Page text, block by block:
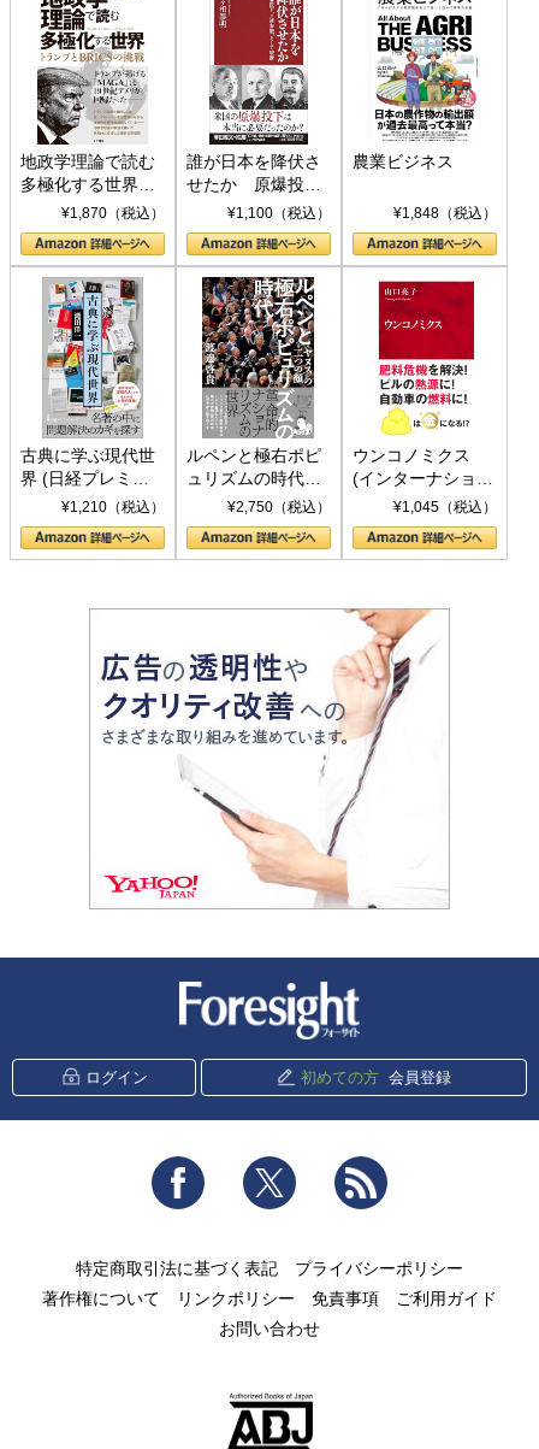
地政学理論で読む
多極化する世界：
トランプとBRICS
の挑戦
¥1,870（税込）
誰が日本を降伏さ
せたか 原爆投
下、ソ連参戦、そ
して聖断 (PHP新
書)
¥1,100（税込）
農業ビジネス
¥1,848（税込）
古典に学ぶ現代世
界 (日経プレミア
シリーズ)¥1,210（税込）
ルペンと極右ポピ
ュリズムの時代：
〈ヤヌス〉の二つ
の顔
¥2,750（税込）
ウンコノミクス
(インターナショナ
ル新書)¥1,045（税込）
ログイン 初めての方 会員登録
Facebook Twitter
特定商取引法に基づく表記
プライバシーポリシー
著作権について
リンクポリシー 免責事項
ご利用ガイド
お問い合わせ